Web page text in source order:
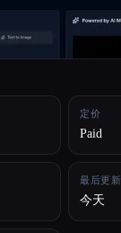
定价
Paid
最后更新
今天